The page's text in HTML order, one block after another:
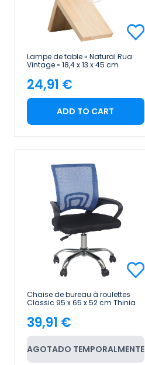
Lampe de table « Natural Rua
Vintage » 18,4 x 13 x 45 cm
Price
24,91 €
ADD TO CART
Chaise de bureau à roulettes
Classic 95 x 65 x 52 cm Thinia
Price
39,91 €
AGOTADO TEMPORALMENTE